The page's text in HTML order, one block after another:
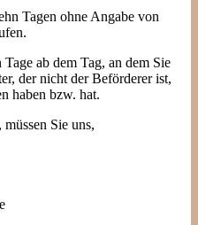
Tagen ohne Angabe von
ab dem Tag, an dem Sie
der nicht der Beförderer ist,
haben bzw. hat.
Sie uns,